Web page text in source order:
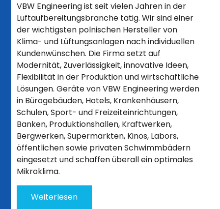
VBW Engineering ist seit vielen Jahren in der
Luftaufbereitungsbranche tätig. Wir sind einer
der wichtigsten polnischen Hersteller von
Klima- und Lüftungsanlagen nach individuellen
Kundenwünschen. Die Firma setzt auf
Modernität, Zuverlässigkeit, innovative Ideen,
Flexibilität in der Produktion und wirtschaftliche
Lösungen. Geräte von VBW Engineering werden
in Bürogebäuden, Hotels, Krankenhäusern,
Schulen, Sport- und Freizeiteinrichtungen,
Banken, Produktionshallen, Kraftwerken,
Bergwerken, Supermärkten, Kinos, Labors,
öffentlichen sowie privaten Schwimmbädern
eingesetzt und schaffen überall ein optimales
Mikroklima.
Weiterlesen